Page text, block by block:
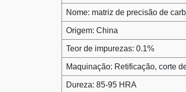
Nome: matriz de precisão de
Origem: China
Teor de impurezas: 0.1%
Maquinação: Retificação, corte
Dureza: 85-95 HRA